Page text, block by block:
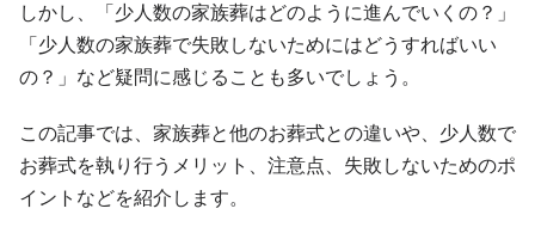
しかし、「少人数の家族葬はどのように進んでいくの？」
「少人数の家族葬で失敗しないためにはどうすればいい
の？」など疑問に感じることも多いでしょう。
この記事では、家族葬と他のお葬式との違いや、少人数で
お葬式を執り行うメリット、注意点、失敗しないためのポ
イントなどを紹介します。